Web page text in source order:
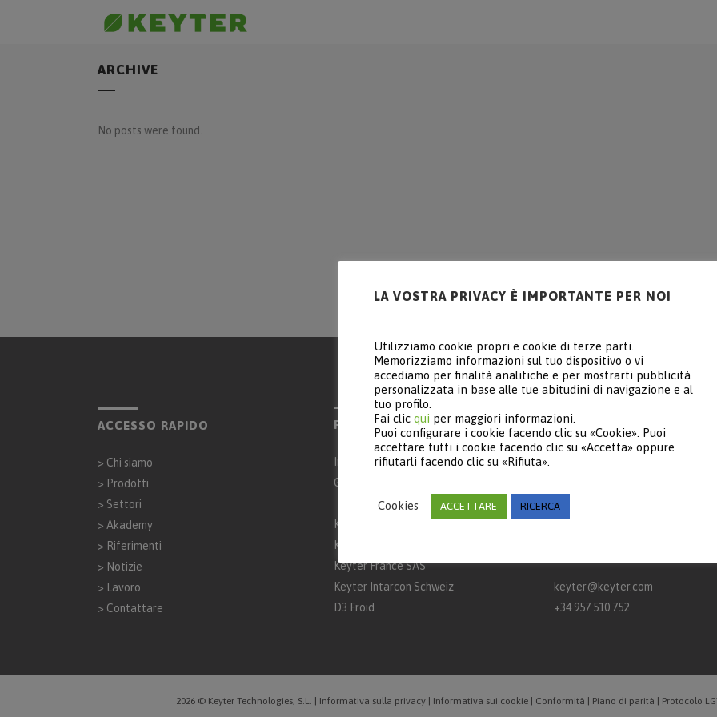
ARCHIVE
No posts were found.
ACCESSO RAPIDO
> Chi siamo
> Prodotti
> Settori
> Akademy
> Riferimenti
> Notizie
>
Lavoro
> Contattare
PARTNERS
Intarcon
Genaq
Keyter Intarcon Nederland BV
Keyter Intarcon Newtech
Keyter France SAS
Keyter Intarcon Schweiz
D3 Froid
CONTATTI
Casella postale 650 – 14900 –
keyter@keyter.com
+34 957 510 752
2026 © Keyter Technologies, S.L. Informativa sulla privacy Informativa sui cookie Conformità Piano di parità Protocolo
LA VOSTRA PRIVACY È IMPORTANTE PER NOI
Utilizziamo cookie propri e cookie di terze parti.
Memorizziamo informazioni sul tuo dispositivo o vi
accediamo per finalità analitiche e per mostrarti pubblicità
personalizzata in base alle tue abitudini di navigazione e al
tuo profilo.
Fai clic qui per maggiori informazioni.
Puoi configurare i cookie facendo clic su «Cookie». Puoi
accettare tutti i cookie facendo clic su «Accetta» oppure
rifiutarli facendo clic su «Rifiuta».
Cookies ACCETTARE RICERCA